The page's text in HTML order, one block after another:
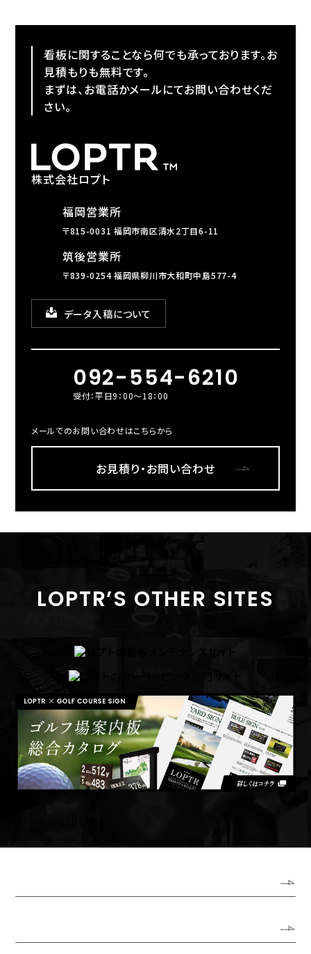
看板に関することなら何でも承っております。お
見積もりも無料です。
まずは、お電話かメールにてお問い合わせくだ
さい。
株式会社ロプト
福岡営業所
〒815-0031 福岡市南区清水2丁目6-11
筑後営業所
〒839-0254 福岡県柳川市大和町中島577-4
データ入稿について
092-554-6210
受付：平日9：00～18：00
メールでのお問い合わせはこちらから
お見積り・お問い合わせ
LOPTR’S OTHER SITES